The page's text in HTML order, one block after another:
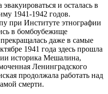
и осталась в
1941-1942 годов.
при Институте этнографии
в бомбоубежище
даже в самые
1941 года здесь прошла
историка Мешалина,
Ленинградского
продолжала работать над
смерти.